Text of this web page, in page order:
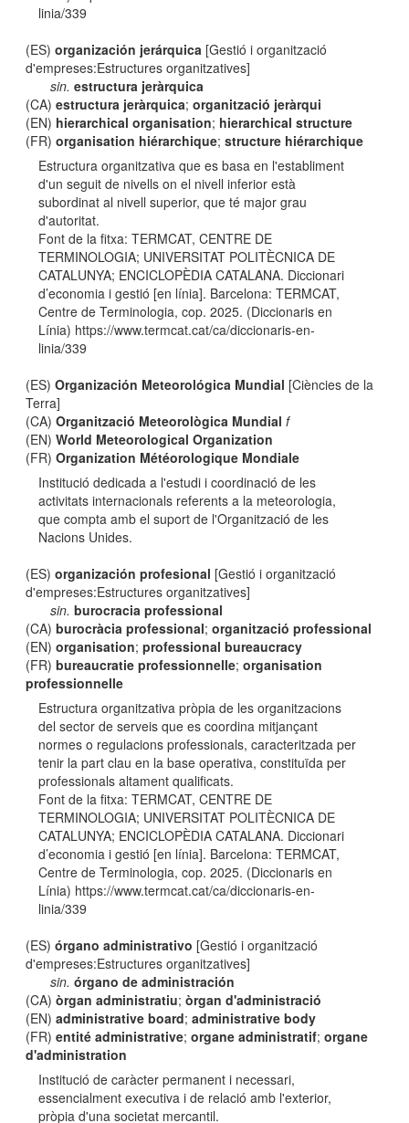
linia/339
(ES)organización jerárquica [Gestió i organització
d'empreses:Estructures organitzatives]
sin. estructura jeràrquica
(CA)estructura jeràrquica;organització jeràrqui
(EN) hierarchical organisation; hierarchical structure
(FR)organisation hiérarchique;structure hiérarchique
Estructura organitzativa que es basa en l'establiment
d'un seguit de nivells on el nivell inferior està
subordinat al nivell superior, que té major grau
d'autoritat.
Font de la fitxa: TERMCAT, CENTRE DE
TERMINOLOGIA; UNIVERSITAT POLITÈCNICA DE
CATALUNYA; ENCICLOPÈDIA CATALANA. Diccionari
d’economia i gestió [en línia]. Barcelona: TERMCAT,
Centre de Terminologia, cop. 2025. (Diccionaris en
Línia) https://www.termcat.cat/ca/diccionaris-en-
linia/339
(ES)Organización Meteorológica Mundial [Ciències de la
Terra]
(CA)Organització Meteorològica Mundial f
(EN)World Meteorological Organization
(FR)Organization Météorologique Mondiale
Institució dedicada a l'estudi i coordinació de les
activitats internacionals referents a la meteorologia,
que compta amb el suport de l'Organització de les
Nacions Unides.
(ES)organización profesional [Gestió i organització
d'empreses:Estructures organitzatives]
sin. burocracia professional
(CA)burocràcia professional;organització professional
(EN)organisation;professional bureaucracy
(FR)bureaucratie professionnelle;organisation
professionnelle
Estructura organitzativa pròpia de les organitzacions
del sector de serveis que es coordina mitjançant
normes o regulacions professionals, caracteritzada per
tenir la part clau en la base operativa, constituïda per
professionals altament qualificats.
Font de la fitxa: TERMCAT, CENTRE DE
TERMINOLOGIA; UNIVERSITAT POLITÈCNICA DE
CATALUNYA; ENCICLOPÈDIA CATALANA. Diccionari
d’economia i gestió [en línia]. Barcelona: TERMCAT,
Centre de Terminologia, cop. 2025. (Diccionaris en
Línia) https://www.termcat.cat/ca/diccionaris-en-
linia/339
(ES)órgano administrativo [Gestió i organització
d'empreses:Estructures organitzatives]
sin. órgano de administración
(CA)òrgan administratiu;òrgan d'administració
(EN)administrative board;administrative body
(FR)entité administrative;organe administratif;organe
d'administration
Institució de caràcter permanent i necessari,
essencialment executiva i de relació amb l'exterior,
pròpia d'una societat mercantil.